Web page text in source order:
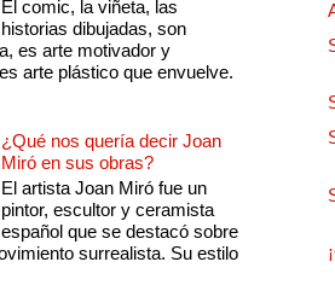
El comic, la viñeta, las
historias dibujadas, son
es arte motivador y
arte plástico que envuelve.
¿Qué nos quería decir Joan
Miró en sus obras?
El artista Joan Miró fue un
pintor, escultor y ceramista
español que se destacó sobre
surrealista. Su estilo